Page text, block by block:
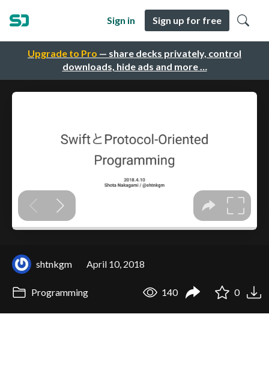
Upgrade to Pro — share decks privately, control
downloads, hide ads and more …
Sign in Sign up for free
shtnkgm April 10, 2018
Programming 140 0